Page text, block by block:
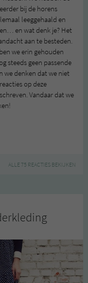
bij de horens
leeggehaald en
en wat denk je? Het
aan te besteden.
we erin gehouden
steeds geen passende
we denken dat we niet
op deze
Vandaar dat we
,KLEDING,LIFESTYLE,MODE
ALLE 75 REACTIES BEKIJKEN